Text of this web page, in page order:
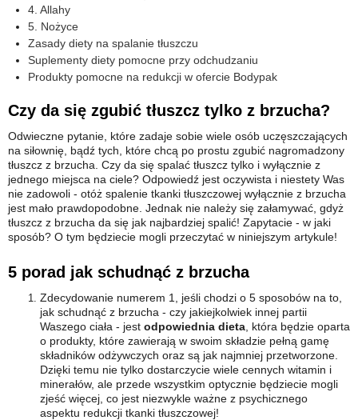
4. Allahy
5. Nożyce
Zasady diety na spalanie tłuszczu
Suplementy diety pomocne przy odchudzaniu
Produkty pomocne na redukcji w ofercie Bodypak
Czy da się zgubić tłuszcz tylko z brzucha?
Odwieczne pytanie, które zadaje sobie wiele osób uczęszczających
na siłownię, bądź tych, które chcą po prostu zgubić nagromadzony
tłuszcz z brzucha. Czy da się spalać tłuszcz tylko i wyłącznie z
jednego miejsca na ciele? Odpowiedź jest oczywista i niestety Was
nie zadowoli - otóż spalenie tkanki tłuszczowej wyłącznie z brzucha
jest mało prawdopodobne. Jednak nie należy się załamywać, gdyż
tłuszcz z brzucha da się jak najbardziej spalić! Zapytacie - w jaki
sposób? O tym będziecie mogli przeczytać w niniejszym artykule!
5 porad jak schudnąć z brzucha
Zdecydowanie numerem 1, jeśli chodzi o 5 sposobów na to,
jak schudnąć z brzucha - czy jakiejkolwiek innej partii
Waszego ciała - jest odpowiednia dieta , która będzie oparta
o produkty, które zawierają w swoim składzie pełną gamę
składników odżywczych oraz są jak najmniej przetworzone.
Dzięki temu nie tylko dostarczycie wiele cennych witamin i
minerałów, ale przede wszystkim optycznie będziecie mogli
zjeść więcej, co jest niezwykle ważne z psychicznego
aspektu redukcji tkanki tłuszczowej!